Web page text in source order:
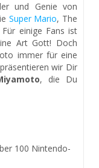
und Genie von
Super Mario, The
einige Fans ist
Art Gott! Doch
immer für eine
wir Dir
, die Du
100 Nintendo-